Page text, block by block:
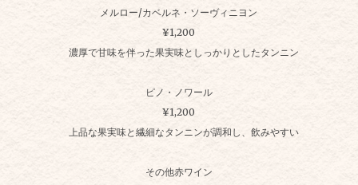
メルロー/カベルネ・ソーヴィニヨン
¥1,200
濃厚で甘味を伴った果実味としっかりとしたタンニン
ピノ・ノワール
¥1,200
上品な果実味と繊細なタンニンが調和し、飲みやすい
その他赤ワイン